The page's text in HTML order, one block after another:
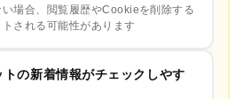
い場合、閲覧履歴やCookieを削除する
される可能性があります
の新着情報がチェックしやす